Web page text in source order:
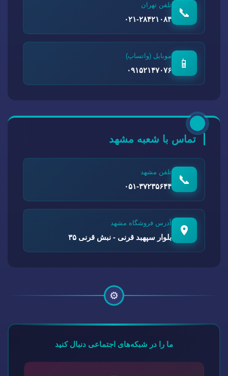
📞
تلفن تهران
۰۲۱-۲۸۴۲۱۰۸۴
📱
موبایل (واتساپ)
۰۹۱۵۲۱۴۷۰۷۶
تماس با شعبه مشهد
📞
تلفن مشهد
۰۵۱-۳۷۲۳۵۶۴۴
آدرس فروشگاه مشهد
بلوار سپهبد قرنی - نبش قرنی ۳۵
⚙️
ما را در شبکه‌های اجتماعی دنبال کنید